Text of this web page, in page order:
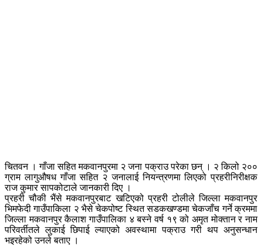
चितवन । गाँजा सहित मकवानपुरमा २ जना पक्राउ परेका छन् । २ किलो २००
ग्राम लागुऔषध गाँजा सहित २ जनालाई नियन्त्रणमा लिएको प्रहरीनिरीक्षक
राज कुमार सापकोटाले जानकारी दिए ।
प्रहरी चौकी भैंसे मकवानपुरबाट खटिएको प्रहरी टोलीले जिल्ला मकवानपुर
भिमफेदी गाउँपाकिला २ भैसे चेकपोष्ट स्थित सडकखण्डमा चेकजाँच गर्ने क्रममा
जिल्ला मकवानपुर कैलाश गाउँपालिका ४ बस्ने वर्ष १९ को अमृत मोक्तान र नाम
परिवर्तीतले लुकाई छिपाई ल्याएको अवस्थामा पक्राउ गरी थप अनुसन्धान
भइरहेको उनले बताए ।